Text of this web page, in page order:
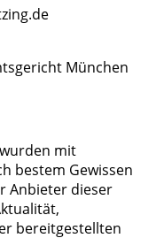
München
mit
bestem Gewissen
Anbieter dieser
bereitgestellten